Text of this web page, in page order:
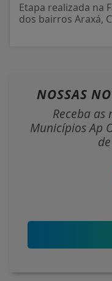
Etapa realizada na
dos bairros Araxá,
NOSSAS
Receba as
Municípios Ap